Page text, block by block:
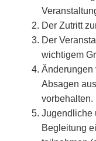
Der Zutritt
Der
wichtigem
Änderungen
Absagen
vorbehalten.
Jugendliche
Begleitung